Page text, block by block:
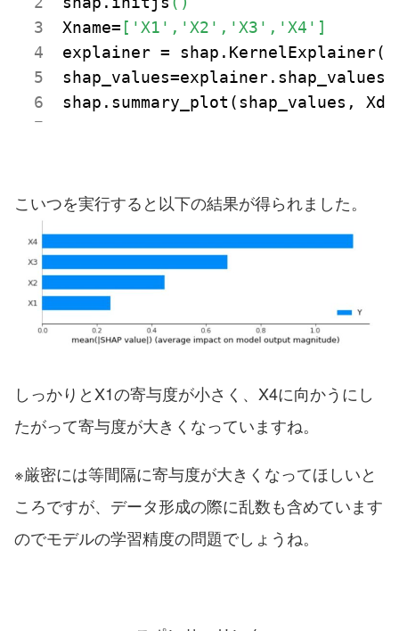
Xname= ['X1','X2','X3','X4']
explainer = shap. KernelExplainer(
shap_values=explainer.shap
shap.summary _plot(shap_values ,
こいつを実行すると以下の結果が得られました。
しっかりとX1の寄与度が小さく、X4に向かうにし
たがって寄与度が大きくなっていますね。
※厳密には等間隔に寄与度が大きくなってほしいと
ころですが、データ形成の際に乱数も含めています
のでモデルの学習精度の問題でしょうね。